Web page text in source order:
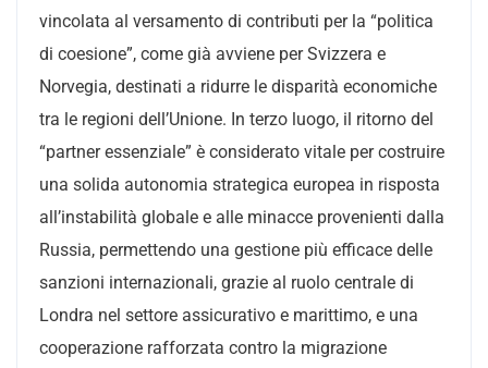
vincolata al versamento di contributi per la “politica
di coesione”, come già avviene per Svizzera e
Norvegia, destinati a ridurre le disparità economiche
tra le regioni dell’Unione. In terzo luogo, il ritorno del
“partner essenziale” è considerato vitale per costruire
una solida autonomia strategica europea in risposta
all’instabilità globale e alle minacce provenienti dalla
Russia, permettendo una gestione più efficace delle
sanzioni internazionali, grazie al ruolo centrale di
Londra nel settore assicurativo e marittimo, e una
cooperazione rafforzata contro la migrazione